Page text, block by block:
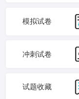
模拟试卷
冲刺试卷
试题收藏